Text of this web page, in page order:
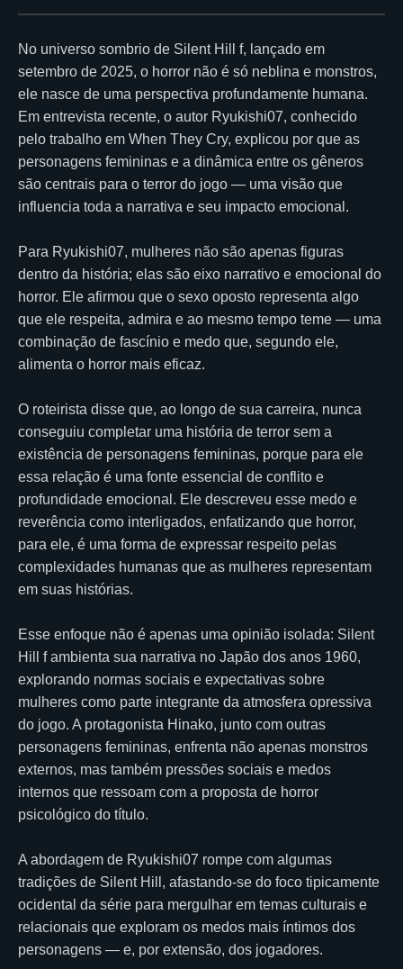
No universo sombrio de Silent Hill f, lançado em
setembro de 2025, o horror não é só neblina e monstros,
ele nasce de uma perspectiva profundamente humana.
Em entrevista recente, o autor Ryukishi07, conhecido
pelo trabalho em When They Cry, explicou por que as
personagens femininas e a dinâmica entre os gêneros
são centrais para o terror do jogo — uma visão que
influencia toda a narrativa e seu impacto emocional.
Para Ryukishi07, mulheres não são apenas figuras
dentro da história; elas são eixo narrativo e emocional do
horror. Ele afirmou que o sexo oposto representa algo
que ele respeita, admira e ao mesmo tempo teme — uma
combinação de fascínio e medo que, segundo ele,
alimenta o horror mais eficaz.
O roteirista disse que, ao longo de sua carreira, nunca
conseguiu completar uma história de terror sem a
existência de personagens femininas, porque para ele
essa relação é uma fonte essencial de conflito e
profundidade emocional. Ele descreveu esse medo e
reverência como interligados, enfatizando que horror,
para ele, é uma forma de expressar respeito pelas
complexidades humanas que as mulheres representam
em suas histórias.
Esse enfoque não é apenas uma opinião isolada: Silent
Hill f ambienta sua narrativa no Japão dos anos 1960,
explorando normas sociais e expectativas sobre
mulheres como parte integrante da atmosfera opressiva
do jogo. A protagonista Hinako, junto com outras
personagens femininas, enfrenta não apenas monstros
externos, mas também pressões sociais e medos
internos que ressoam com a proposta de horror
psicológico do título.
A abordagem de Ryukishi07 rompe com algumas
tradições de Silent Hill, afastando-se do foco tipicamente
ocidental da série para mergulhar em temas culturais e
relacionais que exploram os medos mais íntimos dos
personagens — e, por extensão, dos jogadores.